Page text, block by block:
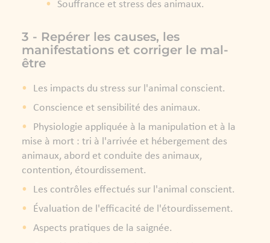
Souffrance et stress des animaux.
3 - Repérer les causes, les
manifestations et corriger le mal-
être
Les impacts du stress sur l'animal conscient.
Conscience et sensibilité des animaux.
Physiologie appliquée à la manipulation et à la
mise à mort : tri à l'arrivée et hébergement des
animaux, abord et conduite des animaux,
contention, étourdissement.
Les contrôles effectués sur l'animal conscient.
Évaluation de l'efficacité de l'étourdissement.
Aspects pratiques de la saignée.